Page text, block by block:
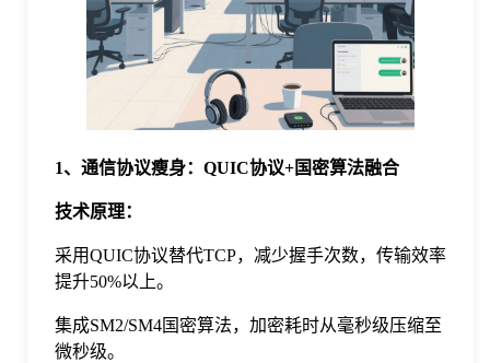
1、通信协议瘦身：QUIC协议+国密算法融合‌
‌技术原理‌：
采用‌QUIC协议‌替代TCP，减少握手次数，传输效率
提升50%以上。
集成‌SM2/SM4国密算法‌，加密耗时从毫秒级压缩至
微秒级。